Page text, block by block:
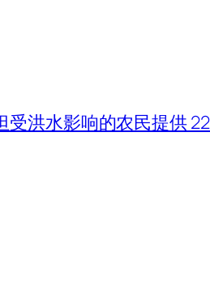
洪水影响的农民提供